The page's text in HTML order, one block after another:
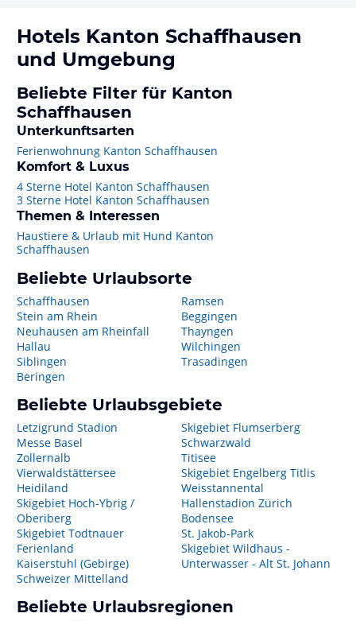
Hotels Kanton Schaffhausen
und Umgebung
Beliebte Filter für Kanton
Schaffhausen
Unterkunftsarten
Ferienwohnung Kanton Schaffhausen
Komfort & Luxus
4 Sterne Hotel Kanton Schaffhausen
3 Sterne Hotel Kanton Schaffhausen
Themen & Interessen
Haustiere & Urlaub mit Hund Kanton
Schaffhausen
Beliebte Urlaubsorte
Schaffhausen
Stein am Rhein
Neuhausen am Rheinfall
Hallau
Siblingen
Beringen
Ramsen
Beggingen
Thayngen
Wilchingen
Trasadingen
Beliebte Urlaubsgebiete
Letzigrund Stadion
Messe Basel
Zollernalb
Vierwaldstättersee
Heidiland
Skigebiet Hoch-Ybrig /
Oberiberg
Skigebiet Todtnauer
Ferienland
Kaiserstuhl (Gebirge)
Schweizer Mittelland
Skigebiet Flumserberg
Schwarzwald
Titisee
Skigebiet Engelberg Titlis
Weisstannental
Hallenstadion Zürich
Bodensee
St. Jakob-Park
Skigebiet Wildhaus -
Unterwasser - Alt St. Johann
Beliebte Urlaubsregionen